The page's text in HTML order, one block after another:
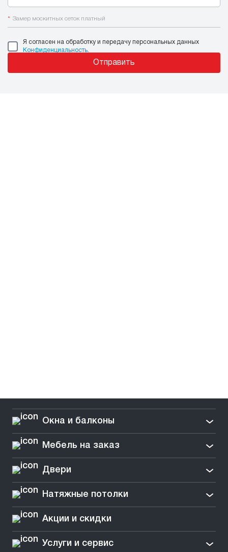
* Замер москитных сеток платный
Я согласен на обработку и передачу персональных данных
Конфиденциальность
Отправить
Окна и балконы
Мебель на заказ
Двери
Натяжные потолки
Акции и скидки
Услуги и сервис